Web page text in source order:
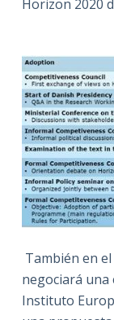
Horizon 2020
También en
negociará una
Instituto